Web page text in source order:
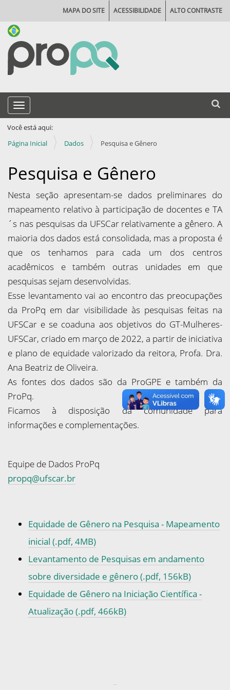
Busca
MAPA DO SITE ACESSIBILIDADE ALTO CONTRASTE
Toggle navigation
Você está aqui:
Página Inicial
Dados Pesquisa e Gênero
Pesquisa e Gênero
Nesta seção apresentam-se dados preliminares do
mapeamento relativo à participação de docentes e TA
´s nas pesquisas da UFSCar relativamente a gênero. A
maioria dos dados está consolidada, mas a proposta é
que os tenhamos para cada um dos centros
acadêmicos e também outras unidades em que
pesquisas sejam desenvolvidas.
Esse levantamento vai ao encontro das preocupações
da ProPq em dar visibilidade às pesquisas feitas na
UFSCar e se coaduna aos objetivos do GT-Mulheres-
UFSCar, criado em março de 2022, a partir de iniciativa
e plano de equidade valorizado da reitora, Profa. Dra.
Ana Beatriz de Oliveira.
As fontes dos dados são da ProGPE e também da
ProPq.
Ficamos à disposição da comunidade para
informações e complementações.
Equipe de Dados ProPq
propq@ufscar.br
Equidade de Gênero na Pesquisa - Mapeamento
inicial (.pdf, 4MB)
Levantamento de Pesquisas em andamento
sobre diversidade e gênero (.pdf, 156kB)
Equidade de Gênero na Iniciação Científica -
Atualização (.pdf, 466kB)